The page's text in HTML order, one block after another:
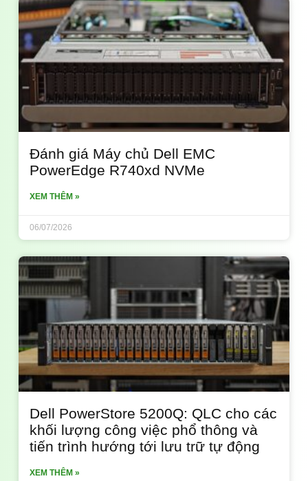
Đánh giá Máy chủ Dell EMC
PowerEdge R740xd NVMe
XEM THÊM »
06/07/2026
Dell PowerStore 5200Q: QLC cho các
khối lượng công việc phổ thông và
tiến trình hướng tới lưu trữ tự động
XEM THÊM »